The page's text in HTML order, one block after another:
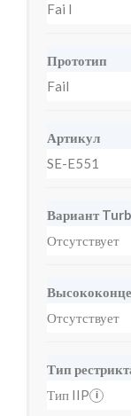
Fai I
Прототип
FaiI
Артикул
SE-E551
Вариант
Отсутствует
Отсутствует
Тип
Тип IIP
i